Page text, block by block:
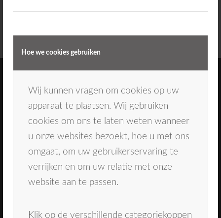
Hoe we cookies gebruiken
Wij kunnen vragen om cookies op uw
apparaat te plaatsen. Wij gebruiken
cookies om ons te laten weten wanneer
u onze websites bezoekt, hoe u met ons
omgaat, om uw gebruikerservaring te
verrijken en om uw relatie met onze
website aan te passen.
Klik op de verschillende categoriekoppen
Direct naar
Ons team
Behandelingen
Tandarts Oosterhout